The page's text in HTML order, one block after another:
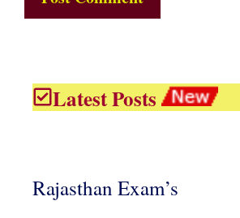
Latest Posts
Rajasthan Exam’s